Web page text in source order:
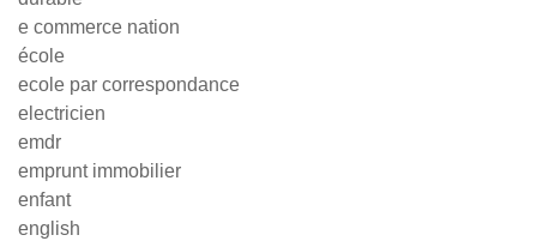
e commerce nation
école
ecole par correspondance
electricien
emdr
emprunt immobilier
enfant
english